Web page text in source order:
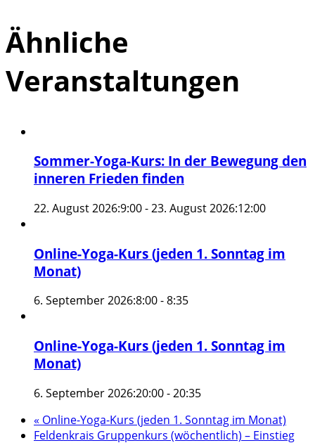
Ähnliche
Veranstaltungen
Sommer-Yoga-Kurs: In der Bewegung den
inneren Frieden finden
22. August 2026:9:00-23. August 2026:12:00
Online-Yoga-Kurs (jeden 1. Sonntag im
Monat)
6. September 2026:8:00-8:35
Online-Yoga-Kurs (jeden 1. Sonntag im
Monat)
6. September 2026:20:00-20:35
« Online-Yoga-Kurs (jeden 1. Sonntag im Monat)
Feldenkrais Gruppenkurs (wöchentlich) – Einstieg